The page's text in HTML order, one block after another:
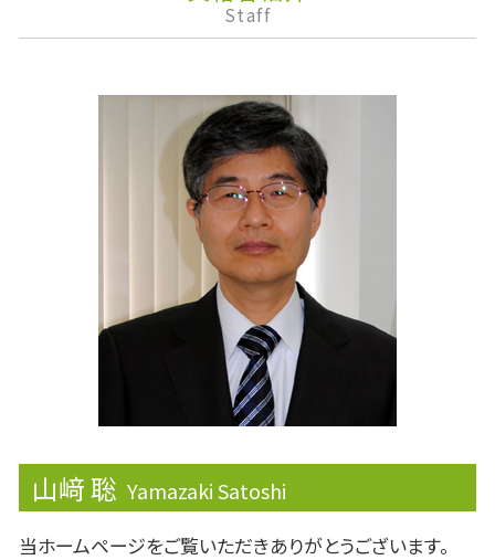
株式の相続
小規模宅地等の特例 わかりやすく
遺産分割協議書
税務調査 個人 通帳
みなし相続財産
事業再生
財形貯蓄 いくら
課徴金
決算報告書
ライフプランニング
Staff
山﨑 聡 Yamazaki Satoshi
当ホームページをご覧いただきありがとうございます。